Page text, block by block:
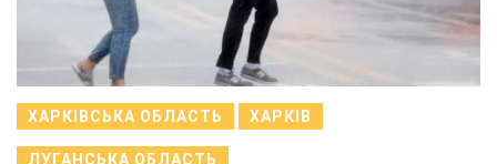
ХАРКІВСЬКА ОБЛАСТЬ ХАРКІВ
ЛУГАНСЬКА ОБЛАСТЬ